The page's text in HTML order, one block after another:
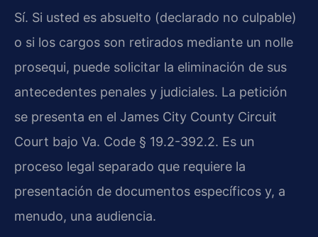
Sí. Si usted es absuelto (declarado no culpable)
o si los cargos son retirados mediante un nolle
prosequi, puede solicitar la eliminación de sus
antecedentes penales y judiciales. La petición
se presenta en el James City County Circuit
Court bajo Va. Code § 19.2-392.2. Es un
proceso legal separado que requiere la
presentación de documentos específicos y, a
menudo, una audiencia.